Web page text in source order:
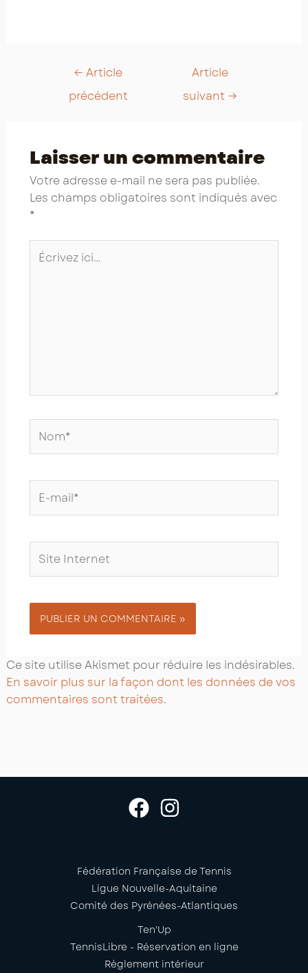
← Article
précédent
Article
suivant →
Laisser un commentaire
Votre adresse e-mail ne sera pas publiée.
Les champs obligatoires sont indiqués avec
*
Écrivez
ici…
mail*
Internet
Ce site utilise Akismet pour réduire les indésirables.
En savoir plus sur la façon dont les données de vos
commentaires sont traitées.
Fédération Française de Tennis
Ligue Nouvelle-Aquitaine
Comité des Pyrénées-Atlantiques
Ten'Up
TennisLibre - Réservation en ligne
Règlement intérieur